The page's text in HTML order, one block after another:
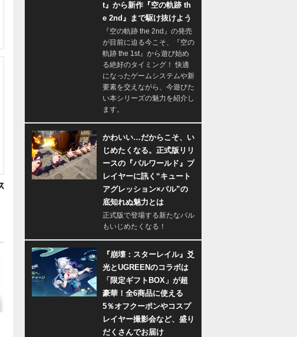
t』から新作『空の軌跡 th
e 2nd』まで駆け抜けよう
『空の軌跡 the 2nd』の発売
が目前に迫る今こそ、『空の
軌跡 the 1st』から遊び始め
る絶好のタイミング！ 快適
になったゲームシステムや新
要素を交えながら、今遊びた
い本シリーズの魅力を紹介し
ます。
かわいい…だからこそ、い
じめたくなる。正式版リリ
ースの『パルワールド』プ
レイヤーに訊く“キュート
アグレッション×パル”の
底知れぬ魅力とは
正式版で登場する新たなパル
もいじめたくなる！
『崩壊：スターレイル』爻
光とUGREENのコラボは
「限定ギフトBOX」が超
豪華！全6商品に使える
5％オフクーポンやコスプ
レイヤー撮影会など、盛り
だくさんでお届け